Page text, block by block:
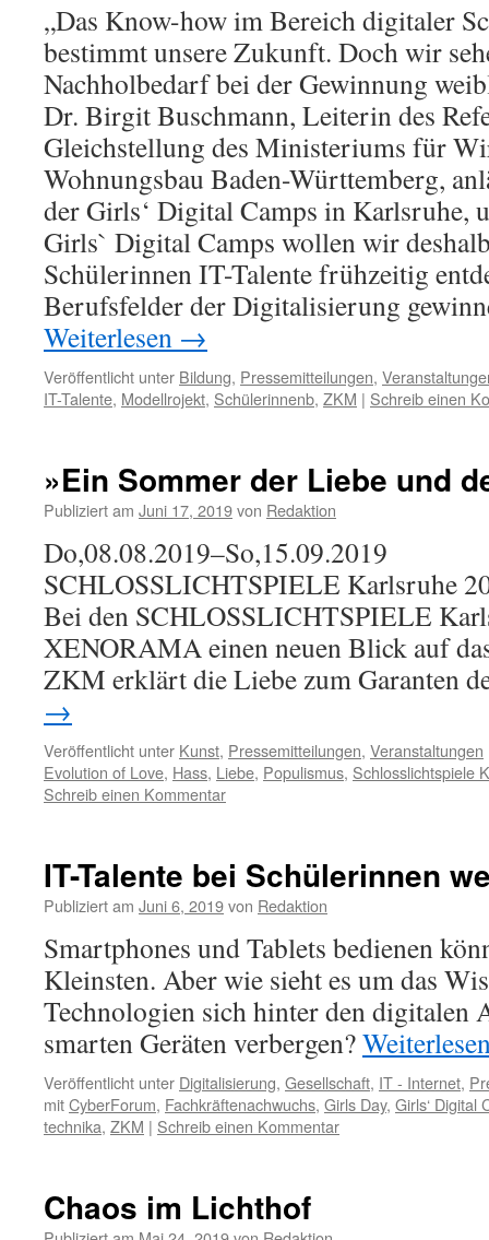
„Das Know-how im Bereich digitaler
bestimmt unsere Zukunft. Doch wir
Nachholbedarf bei der Gewinnung
Dr. Birgit Buschmann, Leiterin des
Gleichstellung des Ministeriums für
Wohnungsbau Baden-Württemberg,
der Girls‘ Digital Camps in Karlsruhe,
Girls` Digital Camps wollen wir
Schülerinnen IT-Talente frühzeitig
Berufsfelder der Digitalisierung
Weiterlesen →
Veröffentlicht unter Bildung, Pressemitteilungen,
IT-Talente, Modellrojekt, Schülerinnenb, ZKM | Schreib einen
»Ein Sommer der Liebe und
Publiziert am Juni 17, 2019von Redaktion
Do,08.08.2019–So,15.09.2019
SCHLOSSLICHTSPIELE Karlsruhe
Bei den SCHLOSSLICHTSPIELE
XENORAMA einen neuen Blick auf
ZKM erklärt die Liebe zum Garanten
→
Veröffentlicht unter Kunst, Pressemitteilungen, Veranstaltungen
Evolution of Love, Hass, Liebe, Populismus, Schlosslichtspiele
Schreib einen Kommentar
IT-Talente bei Schülerinnen
Publiziert am Juni 6, 2019von Redaktion
Smartphones und Tablets bedienen
Kleinsten. Aber wie sieht es um das
Technologien sich hinter den digitalen
smarten Geräten verbergen?
Veröffentlicht unter Digitalisierung, Gesellschaft, IT - Internet,
mitCyberForum, Fachkräftenachwuchs, Girls Day, Girls‘ Digital
technika, ZKM | Schreib einen Kommentar
Chaos im Lichthof